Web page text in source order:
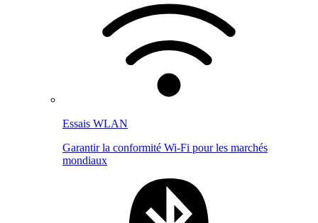
Essais WLAN
Garantir la conformité Wi-Fi pour les marchés
mondiaux